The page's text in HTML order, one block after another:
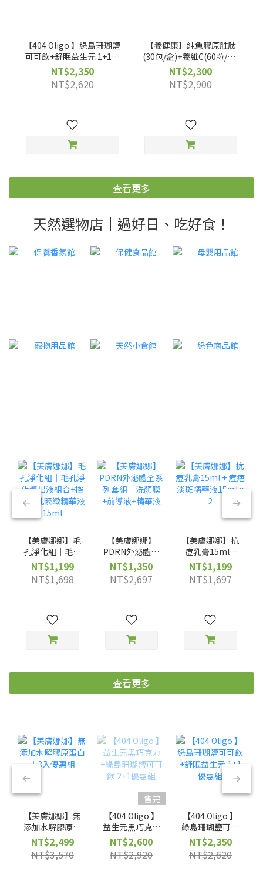
【404 Oligo 】綠島珊瑚鹽
可可飲+舒眠益生元 1+1優
惠組
NT$2,350
NT$2,620
【養健康】純魚膠原胜肽
(30包/盒)+養維C(60粒/罐)
1+1超值優惠組
NT$2,300
NT$2,900
查看更多
天然選物店｜過好日、吃好食！
【美膚娜娜】毛
孔淨化組｜毛孔
淨化導出液組合
+控油毛孔緊緻
精華液15ml
NT$1,199
NT$1,698
【美膚娜娜】
PDRN外泌體全
系列套組｜洗顏
膜+前導液+精
華液
NT$1,350
NT$2,697
【美膚娜娜】抗
痘乳膏15ml +
痘疤淡斑精華液
15ml x 2
NT$1,199
NT$1,697
查看更多
【美膚娜娜】無
添加水解膠原蛋
白｜3入優惠組
NT$2,499
NT$3,570
售完
【404 Oligo 】
益生元黑巧克力
+綠島珊瑚鹽可
可飲 2+1優惠組
NT$2,600
NT$2,920
【404 Oligo 】
綠島珊瑚鹽可可
飲+舒眠益生元
1+1優惠組
NT$2,350
NT$2,620